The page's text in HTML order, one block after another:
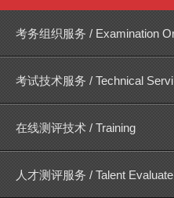
在线测评技术 / Training
人才测评服务 / Talent Evaluate